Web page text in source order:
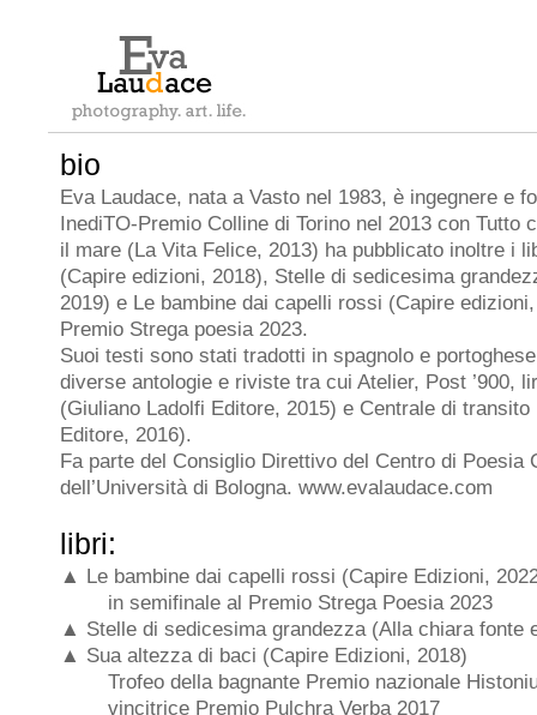
bio
Eva Laudace, nata a Vasto nel 1983, è ingegnere e
InediTO-Premio Colline di Torino nel 2013 con Tutto
il mare (La Vita Felice, 2013) ha pubblicato inoltre i
(Capire edizioni, 2018), Stelle di sedicesima
2019) e Le bambine dai capelli rossi (Capire
Premio Strega poesia 2023.
Suoi testi sono stati tradotti in spagnolo e
diverse antologie e riviste tra cui Atelier, Post ’900,
(Giuliano Ladolfi Editore, 2015) e Centrale di
Editore, 2016).
Fa parte del Consiglio Direttivo del Centro di Poesia
dell’Università di Bologna. www.evalaudace.com
libri:
▲ Le bambine dai capelli rossi (Capire Edizioni,
in semifinale al Premio Strega Poesia 2023
▲ Stelle di sedicesima grandezza (Alla chiara fonte
▲ Sua altezza di baci (Capire Edizioni, 2018)
Trofeo della bagnante Premio nazionale
vincitrice Premio Pulchra Verba 2017